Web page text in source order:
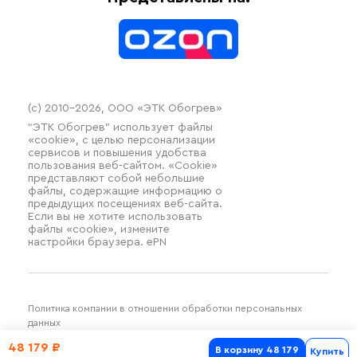
48 179 ₽ В корзину 48 179 Купить
(c) 2010–2026, ООО «ЭТК Обогрев»
“ЭТК Обогрев” использует файлы
«cookie», с целью персонализации
сервисов и повышения удобства
пользования веб-сайтом. «Cookie»
представляют собой небольшие
файлы, содержащие информацию о
предыдущих посещениях веб-сайта.
Если вы не хотите использовать
файлы «cookie», измените
настройки браузера. ePN
Политика компании в отношении обработки персональных
данных